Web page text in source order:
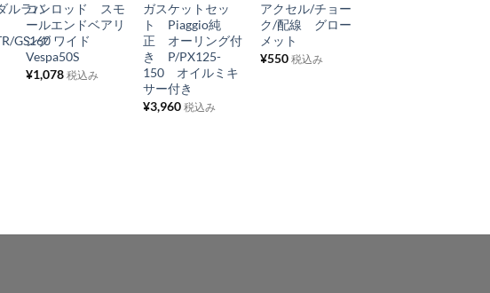
ルラバ
GS160
入
り
ス
コンロッド スモ
ールエンドベアリ
ング ワイド
Vespa50S
¥1,078 税込み
入
り
リ
ト
ガスケットセッ
ト Piaggio純
正 オーリング付
き P/PX125-
150 オイルミキ
サー付き
¥3,960 税込み
入
リ
アクセル/チョー
ク/配線 グロー
メット
¥550 税込み